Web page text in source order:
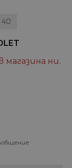
40
магазина ни.